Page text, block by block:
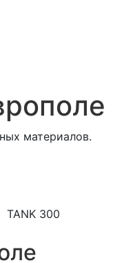
материалов.
TANK 300